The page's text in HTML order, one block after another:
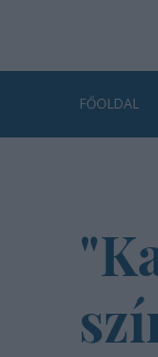
FŐOLDAL